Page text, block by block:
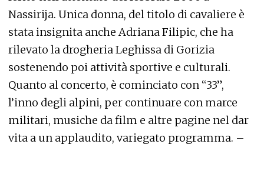
Nassirija. Unica donna, del titolo di cavaliere è
stata insignita anche Adriana Filipic, che ha
rilevato la drogheria Leghissa di Gorizia
sostenendo poi attività sportive e culturali.
Quanto al concerto, è cominciato con “33”,
l’inno degli alpini, per continuare con marce
militari, musiche da film e altre pagine nel dar
vita a un applaudito, variegato programma. –